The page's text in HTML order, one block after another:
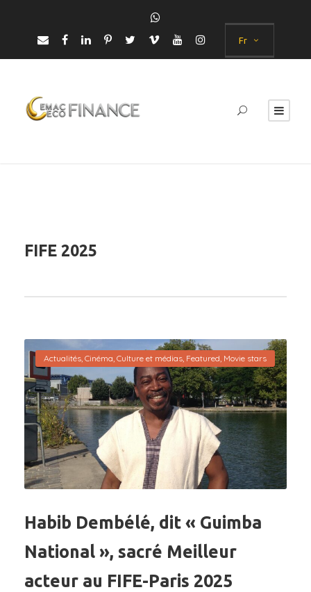
Fr
FIFE 2025
Actualités, Cinéma, Culture et médias, Featured, Movie stars
Habib Dembélé, dit « Guimba
National », sacré Meilleur
acteur au FIFE-Paris 2025